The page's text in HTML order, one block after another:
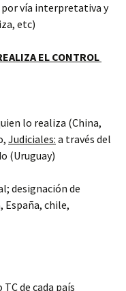
por vía interpretativa y
etc)
EL CONTROL
lo realiza (China,
Judiciales: a través del
(Uruguay)
designación de
chile,
de cada país